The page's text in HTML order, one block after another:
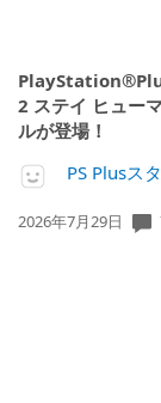
2 ステイ ヒュー
ルが登場！
PS Plusス
公
2026年7月29日